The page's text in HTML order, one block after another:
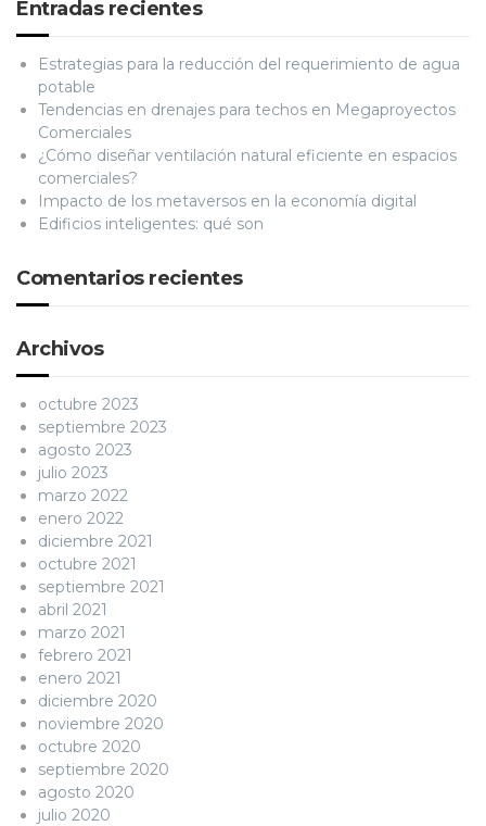
Entradas recientes
Estrategias para la reducción del requerimiento de agua
potable
Tendencias en drenajes para techos en Megaproyectos
Comerciales
¿Cómo diseñar ventilación natural eficiente en espacios
comerciales?
Impacto de los metaversos en la economía digital
Edificios inteligentes: qué son
Comentarios recientes
Archivos
octubre 2023
septiembre 2023
agosto 2023
julio 2023
marzo 2022
enero 2022
diciembre 2021
octubre 2021
septiembre 2021
abril 2021
marzo 2021
febrero 2021
enero 2021
diciembre 2020
noviembre 2020
octubre 2020
septiembre 2020
agosto 2020
julio 2020